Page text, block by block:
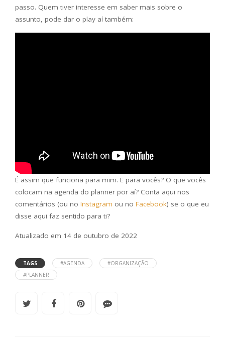
passo. Quem tiver interesse em saber mais sobre o
assunto, pode dar o play aí também:
É assim que funciona para mim. E para vocês? O que vocês
colocam na agenda do planner por aí? Conta aqui nos
comentários (ou no Instagram ou no Facebook) se o que eu
disse aqui faz sentido para ti?
Atualizado em 14 de outubro de 2022
TAGS #AGENDA
#ORGANIZAÇÃO
#PLANNER